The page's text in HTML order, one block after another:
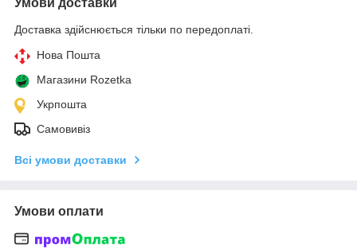
Доставка здійснюється тільки по передоплаті.
Нова Пошта
Магазини Rozetka
Укрпошта
Самовивіз
Всі умови доставки
Умови оплати